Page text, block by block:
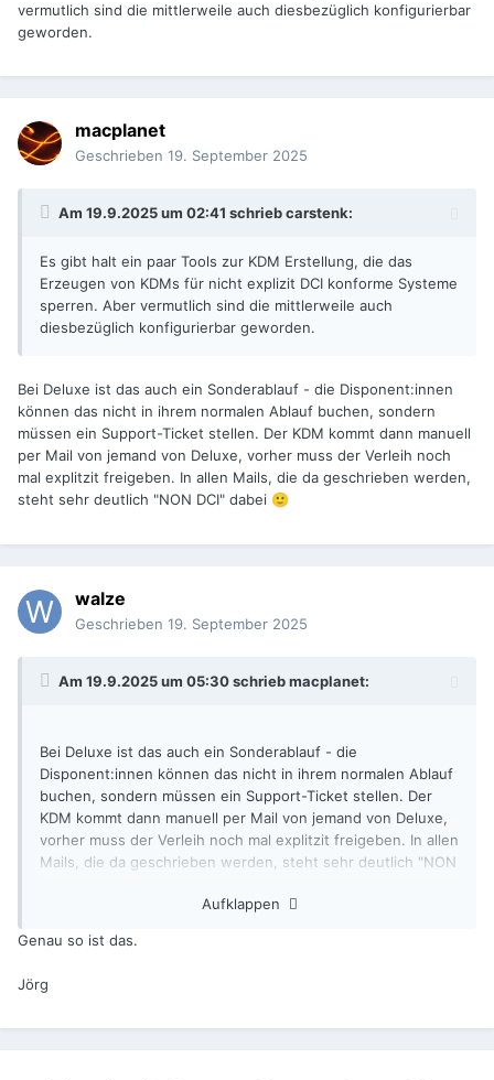
vermutlich sind die mittlerweile auch diesbezüglich konfigurierbar
geworden.
macplanet
Geschrieben 19. September 2025
Am 19.9.2025 um 02:41 schriebcarstenk:
Es gibt halt ein paar Tools zur KDM Erstellung, die das
Erzeugen von KDMs für nicht explizit DCI konforme Systeme
sperren. Aber vermutlich sind die mittlerweile auch
diesbezüglich konfigurierbar geworden.
Bei Deluxe ist das auch ein Sonderablauf - die Disponent:innen
können das nicht in ihrem normalen Ablauf buchen, sondern
müssen ein Support-Ticket stellen. Der KDM kommt dann manuell
per Mail von jemand von Deluxe, vorher muss der Verleih noch
mal explitzit freigeben. In allen Mails, die da geschrieben werden,
steht sehr deutlich "NON DCI" dabei 🙂
walze
Geschrieben 19. September 2025
Am 19.9.2025 um 05:30 schriebmacplanet:
Bei Deluxe ist das auch ein Sonderablauf - die
Disponent:innen können das nicht in ihrem normalen Ablauf
buchen, sondern müssen ein Support-Ticket stellen. Der
KDM kommt dann manuell per Mail von jemand von Deluxe,
vorher muss der Verleih noch mal explitzit freigeben. In allen
Mails, die da geschrieben werden, steht sehr deutlich "NON
Aufklappen
Genau so ist das.
Jörg